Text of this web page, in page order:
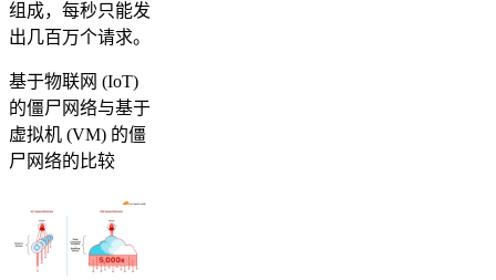
组成，每秒只能发
出几百万个请求。
基于物联网 (IoT)
的僵尸网络与基于
虚拟机 (VM) 的僵
尸网络的比较